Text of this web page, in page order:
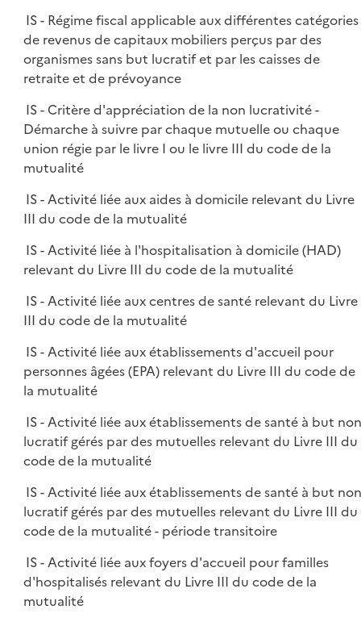
IS - Régime fiscal applicable aux différentes catégories
de revenus de capitaux mobiliers perçus par des
organismes sans but lucratif et par les caisses de
retraite et de prévoyance
IS - Critère d'appréciation de la non lucrativité -
Démarche à suivre par chaque mutuelle ou chaque
union régie par le livre I ou le livre III du code de la
mutualité
IS - Activité liée aux aides à domicile relevant du Livre
III du code de la mutualité
IS - Activité liée à l'hospitalisation à domicile (HAD)
relevant du Livre III du code de la mutualité
IS - Activité liée aux centres de santé relevant du Livre
III du code de la mutualité
IS - Activité liée aux établissements d'accueil pour
personnes âgées (EPA) relevant du Livre III du code de
la mutualité
IS - Activité liée aux établissements de santé à but
lucratif gérés par des mutuelles relevant du Livre III du
code de la mutualité
IS - Activité liée aux établissements de santé à but
lucratif gérés par des mutuelles relevant du Livre III du
code de la mutualité - période transitoire
IS - Activité liée aux foyers d'accueil pour familles
d'hospitalisés relevant du Livre III du code de la
mutualité